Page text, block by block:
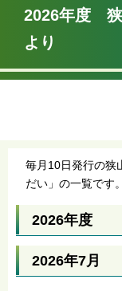
ら
2026年度 狭
より
毎月10日発行の狭
だい」の一覧です。
2026年度
2026年7月